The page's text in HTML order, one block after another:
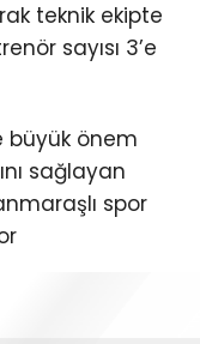
teknik ekipte
sayısı 3’e
büyük önem
sağlayan
spor